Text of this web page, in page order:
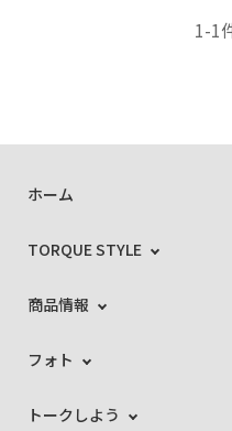
1-1
ホーム
TORQUE STYLE
商品情報
フォト
トークしよう